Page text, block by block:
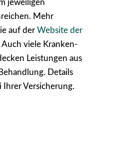
jeweiligen
Mehr
auf der Website der
Auch viele Kranken-
Leistungen aus
Details
Ihrer Versicherung.